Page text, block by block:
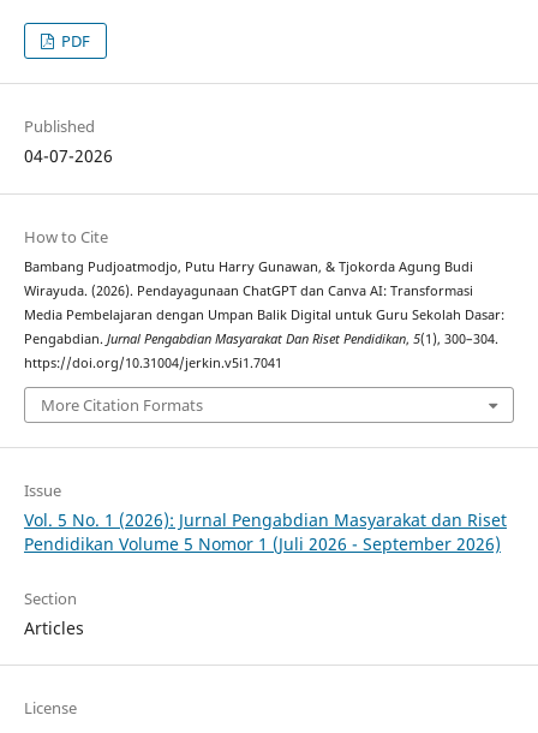
PDF
Published
04-07-2026
How to Cite
Bambang Pudjoatmodjo, Putu Harry Gunawan, & Tjokorda Agung Budi
Wirayuda. (2026). Pendayagunaan ChatGPT dan Canva AI: Transformasi
Media Pembelajaran dengan Umpan Balik Digital untuk Guru Sekolah Dasar:
Pengabdian. Jurnal Pengabdian Masyarakat Dan Riset Pendidikan, 5(1), 300–304.
https://doi.org/10.31004/jerkin.v5i1.7041
More Citation Formats
Issue
Vol. 5 No. 1 (2026): Jurnal Pengabdian Masyarakat dan Riset
Pendidikan Volume 5 Nomor 1 (Juli 2026 - September 2026)
Section
Articles
License